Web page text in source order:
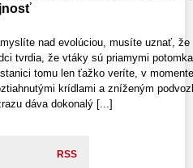
nad evolúciou, musíte uznať,
tvrdia, že vtáky sú priamymi
stanici tomu len ťažko veríte, v
krídlami a zníženým
dáva dokonalý [...]
RSS